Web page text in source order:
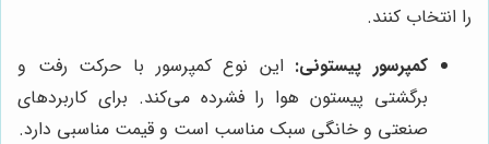
را انتخاب کنند.
کمپرسور پیستونی: این نوع کمپرسور با حرکت رفت و
برگشتی پیستون هوا را فشرده می‌کند. برای کاربردهای
صنعتی و خانگی سبک مناسب است و قیمت مناسبی دارد.